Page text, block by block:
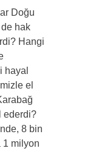
Doğu
hak
Hangi
hayal
el
ederdi?
8 bin
1 milyon